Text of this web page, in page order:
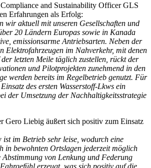
and Sustainability Officer GLS
Erfahrungen als Erfolg:
wir aktuell mit unseren Gesellschaften und
20 Ländern Europas sowie in Kanada
emissionsarme Antriebsarten. Neben der
Elektrofahrzeugen im Nahverkehr, mit denen
letzten Meile täglich zustellen, rückt der
und Pilotprojekten zunehmend in den
werden bereits im Regelbetrieb genutzt. Für
des ersten Wasserstoff-Lkws ein
der Umsetzung der Nachhaltigkeitsstrategie
Gero Liebig äußert sich positiv zum Einsatz
ist im Betrieb sehr leise, wodurch eine
in bewohnten Ortslagen jederzeit möglich
Abstimmung von Lenkung und Federung
erzeugt, was sich positiv auf die